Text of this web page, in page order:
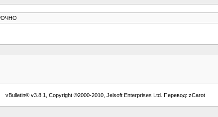
vBulletin® v3.8.1, Copyright ©2000-2010, Jelsoft Enterprises Ltd. Перевод: zCarot